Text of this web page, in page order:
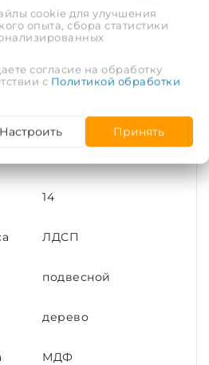
Акватон
Бекка
14
ЛДСП
подвесной
дерево
МДФ
cookie для улучшения
опыта, сбора статистики
согласие на обработку
с Политикой обработки
Настроить Принять